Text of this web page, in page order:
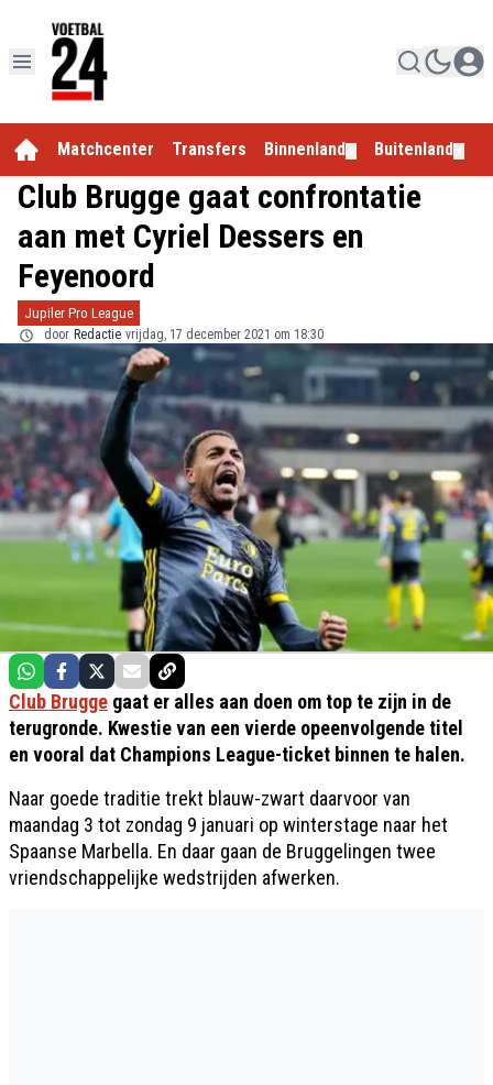
Matchcenter Transfers Binnenland Buitenland
Club Brugge gaat confrontatie
aan met Cyriel Dessers en
Feyenoord
Jupiler Pro League
door Redactie vrijdag, 17 december 2021 om 18:30
Club Brugge gaat er alles aan doen om top te zijn in de
terugronde. Kwestie van een vierde opeenvolgende titel
en vooral dat Champions League-ticket binnen te halen.
Naar goede traditie trekt blauw-zwart daarvoor van
maandag 3 tot zondag 9 januari op winterstage naar het
Spaanse Marbella. En daar gaan de Bruggelingen twee
vriendschappelijke wedstrijden afwerken.